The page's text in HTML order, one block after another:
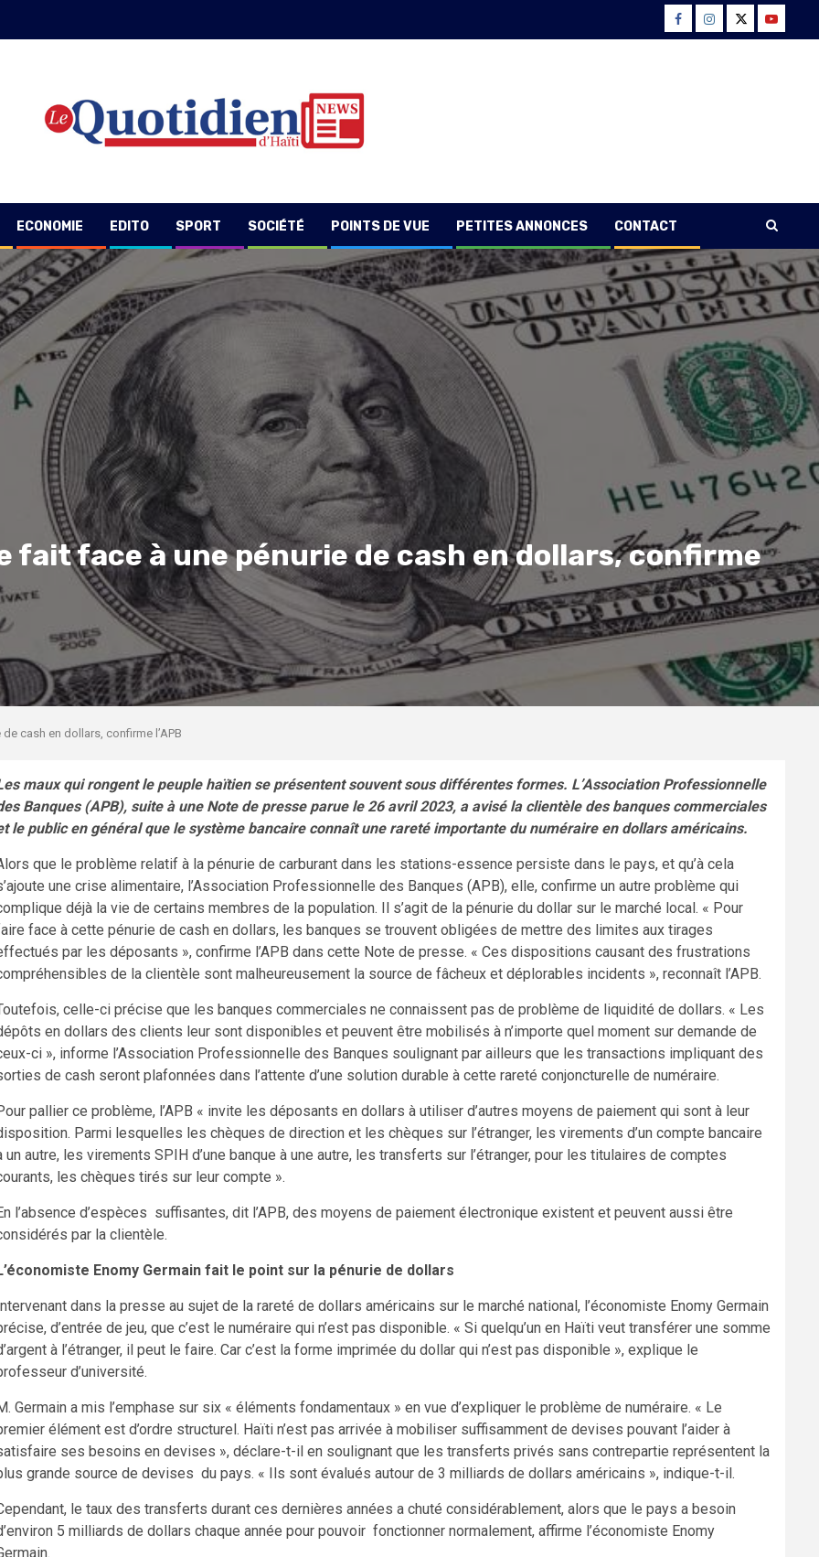
Facebook
Instagram
TwitterYoutube
ECONOMIE EDITO SPORT SOCIÉTÉ POINTS DE VUE PETITES ANNONCES CONTACT
fait face à une pénurie de cash en dollars, confirme
cash en dollars, confirme l’APB
maux qui rongent le peuple haïtien se présentent souvent sous différentes formes. L’Association Professionnelle
Banques (APB), suite à une Note de presse parue le 26 avril 2023, a avisé la clientèle des banques commerciales
le public en général que le système bancaire connaît une rareté importante du numéraire en dollars américains.
que le problème relatif à la pénurie de carburant dans les stations-essence persiste dans le pays, et qu’à cela
une crise alimentaire, l’Association Professionnelle des Banques (APB), elle, confirme un autre problème qui
déjà la vie de certains membres de la population. Il s’agit de la pénurie du dollar sur le marché local. « Pour
face à cette pénurie de cash en dollars, les banques se trouvent obligées de mettre des limites aux tirages
par les déposants », confirme l’APB dans cette Note de presse. « Ces dispositions causant des frustrations
de la clientèle sont malheureusement la source de fâcheux et déplorables incidents », reconnaît l’APB.
celle-ci précise que les banques commerciales ne connaissent pas de problème de liquidité de dollars. « Les
en dollars des clients leur sont disponibles et peuvent être mobilisés à n’importe quel moment sur demande de
ci », informe l’Association Professionnelle des Banques soulignant par ailleurs que les transactions impliquant des
de cash seront plafonnées dans l’attente d’une solution durable à cette rareté conjoncturelle de numéraire.
pallier ce problème, l’APB « invite les déposants en dollars à utiliser d’autres moyens de paiement qui sont à leur
Parmi lesquelles les chèques de direction et les chèques sur l’étranger, les virements d’un compte bancaire
un autre, les virements SPIH d’une banque à une autre, les transferts sur l’étranger, pour les titulaires de comptes
les chèques tirés sur leur compte ».
l’absence d’espèces suffisantes, dit l’APB, des moyens de paiement électronique existent et peuvent aussi être
par la clientèle.
Enomy Germain fait le point sur la pénurie de dollars
dans la presse au sujet de la rareté de dollars américains sur le marché national, l’économiste Enomy Germain
d’entrée de jeu, que c’est le numéraire qui n’est pas disponible. « Si quelqu’un en Haïti veut transférer une somme
à l’étranger, il peut le faire. Car c’est la forme imprimée du dollar qui n’est pas disponible », explique le
d’université.
Germain a mis l’emphase sur six « éléments fondamentaux » en vue d’expliquer le problème de numéraire. « Le
élément est d’ordre structurel. Haïti n’est pas arrivée à mobiliser suffisamment de devises pouvant l’aider à
ses besoins en devises », déclare-t-il en soulignant que les transferts privés sans contrepartie représentent la
grande source de devises du pays. « Ils sont évalués autour de 3 milliards de dollars américains », indique-t-il.
le taux des transferts durant ces dernières années a chuté considérablement, alors que le pays a besoin
5 milliards de dollars chaque année pour pouvoir fonctionner normalement, affirme l’économiste Enomy